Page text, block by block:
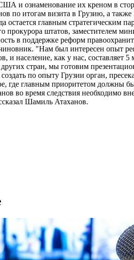
и ознаменование их креном в
по итогам визита в Грузию, а
остается главным
прокурора штатов, заместителем
в поддержке реформ
"Нам был интересен опыт
и население, как у нас,
стран, мы готовим
по опыту Грузии орган,
где главным приоритетом должны
во время следствия необходимо
Шамиль Атаханов.